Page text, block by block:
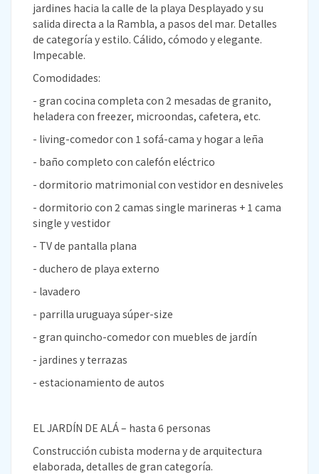
jardines hacia la calle de la playa Desplayado y su
salida directa a la Rambla, a pasos del mar. Detalles
de categoría y estilo. Cálido, cómodo y elegante.
Impecable.
Comodidades:
- gran cocina completa con 2 mesadas de granito,
heladera con freezer, microondas, cafetera, etc.
- living-comedor con 1 sofá-cama y hogar a leña
- baño completo con calefón eléctrico
- dormitorio matrimonial con vestidor en desniveles
- dormitorio con 2 camas single marineras + 1 cama
single y vestidor
- TV de pantalla plana
- duchero de playa externo
- lavadero
- parrilla uruguaya súper-size
- gran quincho-comedor con muebles de jardín
- jardines y terrazas
- estacionamiento de autos
EL JARDÍN DE ALÁ – hasta 6 personas
Construcción cubista moderna y de arquitectura
elaborada, detalles de gran categoría.